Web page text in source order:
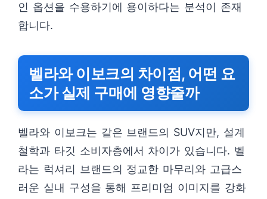
인 옵션을 수용하기에 용이하다는 분석이 존재
합니다.
벨라와 이보크의 차이점, 어떤 요
소가 실제 구매에 영향줄까
벨라와 이보크는 같은 브랜드의 SUV지만, 설계
철학과 타깃 소비자층에서 차이가 있습니다. 벨
라는 럭셔리 브랜드의 정교한 마무리와 고급스
러운 실내 구성을 통해 프리미엄 이미지를 강화